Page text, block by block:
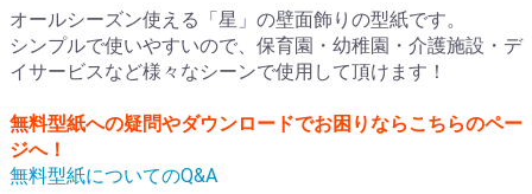
オールシーズン使える「星」の壁面飾りの型紙です。
シンプルで使いやすいので、保育園・幼稚園・介護施設・デ
イサービスなど様々なシーンで使用して頂けます！
無料型紙への疑問やダウンロードでお困りならこちらのペー
ジへ！
無料型紙についてのQ&A